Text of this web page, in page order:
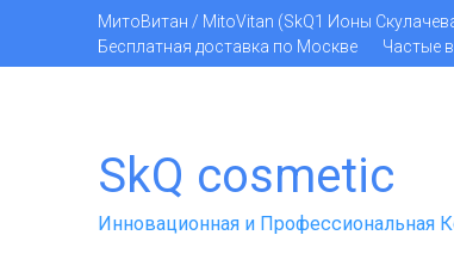
МитоВитан / MitoVitan (SkQ1 Ионы
Бесплатная доставка по Москве
Частые
SkQ cosmetic
Инновационная и Профессиональная